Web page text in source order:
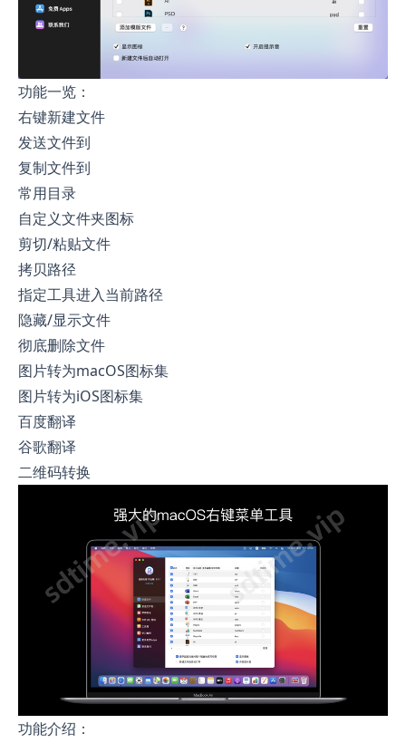
功能一览：
右键新建文件
发送文件到
复制文件到
常用目录
自定义文件夹图标
剪切/粘贴文件
拷贝路径
指定工具进入当前路径
隐藏/显示文件
彻底删除文件
图片转为macOS图标集
图片转为iOS图标集
百度翻译
谷歌翻译
二维码转换
功能介绍：